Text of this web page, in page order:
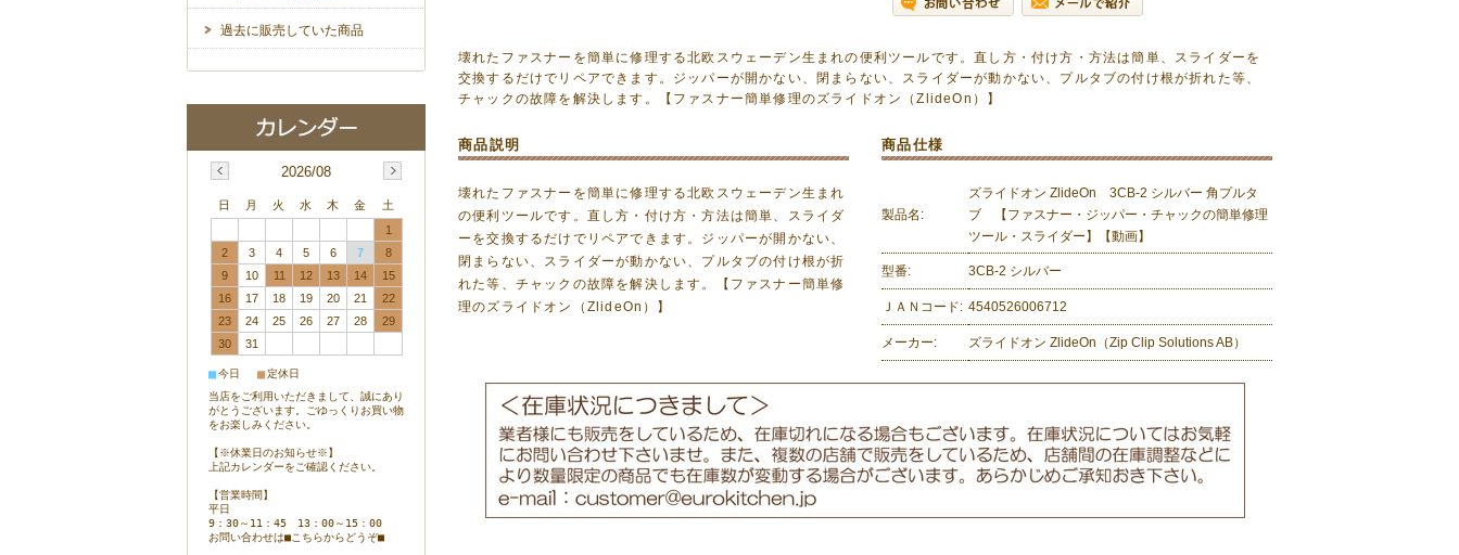
壊れたファスナーを簡単に修理する北欧スウェーデン生まれの便利ツールです。直し方・付け方・方法は簡単、スライダーを
交換するだけでリペアできます。ジッパーが開かない、閉まらない、スライダーが動かない、プルタブの付け根が折れた等、
チャックの故障を解決します。【ファスナー簡単修理のズライドオン（ZlideOn）】
商品説明
壊れたファスナーを簡単に修理する北欧スウェーデン生まれ
の便利ツールです。直し方・付け方・方法は簡単、スライダ
ーを交換するだけでリペアできます。ジッパーが開かない、
閉まらない、スライダーが動かない、プルタブの付け根が折
れた等、チャックの故障を解決します。【ファスナー簡単修
理のズライドオン（ZlideOn）】
商品仕様
製品名:
ズライドオン ZlideOn 3CB-2 シルバー 角プルタ
ブ 【ファスナー・ジッパー・チャックの簡単修理
ツール・スライダー】【動画】
型番: 3CB-2 シルバー
ＪＡＮコード: 4540526006712
メーカー: ズライドオン ZlideOn（Zip Clip Solutions AB）
過去に販売していた商品
2026/08
日 月 火 水 木 金
土
1
2
3 4 5 6 7
8
9
10 11 12 13 14
15
16
17 18 19 20 21
22
23
24 25 26 27 28
29
30
31
■今日 ■定休日
当店をご利用いただきまして、誠にあり
がとうございます。ごゆっくりお買い物
をお楽しみください。
【※休業日のお知らせ※】
上記カレンダーをご確認ください。
【営業時間】
平日
9：30～11：45 13：00～15：00
お問い合わせは■こちらからどうぞ■